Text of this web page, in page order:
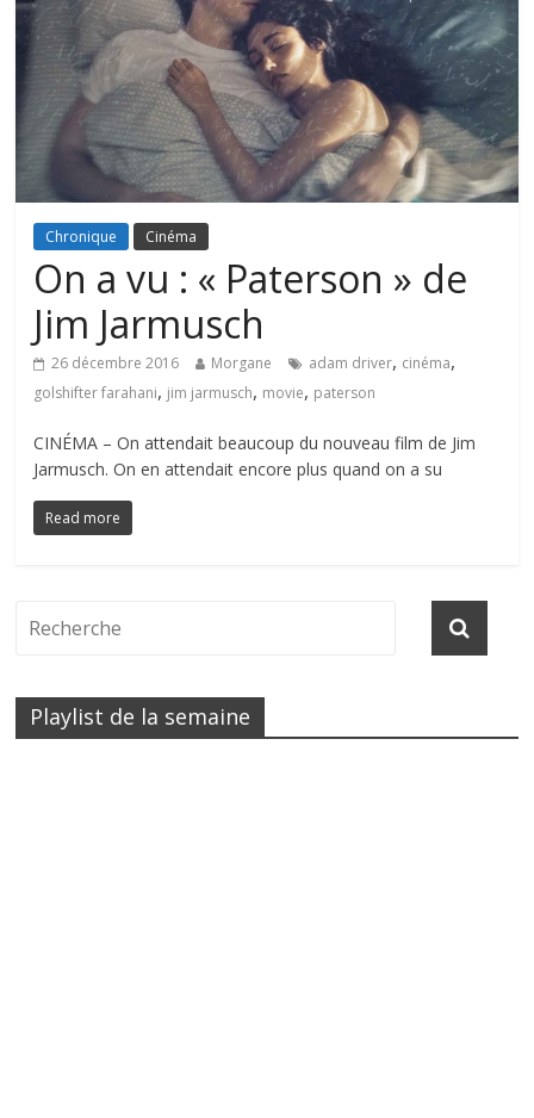
Chronique Cinéma
On a vu : « Paterson » de
Jim Jarmusch
26 décembre 2016 Morgane adam driver, cinéma,
golshifter farahani, jim jarmusch, movie, paterson
CINÉMA – On attendait beaucoup du nouveau film de Jim
Jarmusch. On en attendait encore plus quand on a su
Read more
Playlist de la semaine